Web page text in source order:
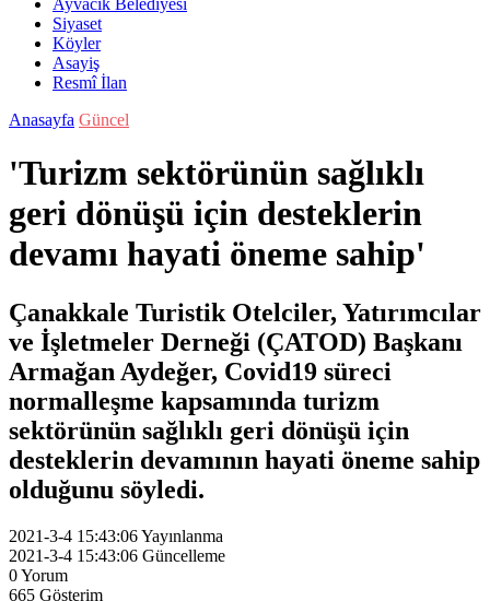
Ayvacık Belediyesi
Siyaset
Köyler
Asayiş
Resmî İlan
Anasayfa Güncel
'Turizm sektörünün sağlıklı
geri dönüşü için desteklerin
devamı hayati öneme sahip'
Çanakkale Turistik Otelciler, Yatırımcılar
ve İşletmeler Derneği (ÇATOD) Başkanı
Armağan Aydeğer, Covid19 süreci
normalleşme kapsamında turizm
sektörünün sağlıklı geri dönüşü için
desteklerin devamının hayati öneme sahip
olduğunu söyledi.
2021-3-4 15:43:06Yayınlanma
2021-3-4 15:43:06 Güncelleme
0Yorum
665 Gösterim